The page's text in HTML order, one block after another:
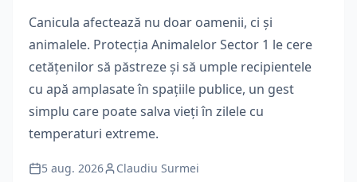
Canicula afectează nu doar oamenii, ci și
animalele. Protecția Animalelor Sector 1 le cere
cetățenilor să păstreze și să umple recipientele
cu apă amplasate în spațiile publice, un gest
simplu care poate salva vieți în zilele cu
temperaturi extreme.
5 aug. 2026 Claudiu Surmei